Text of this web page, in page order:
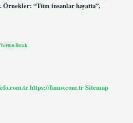
“Tüm insanlar hayatta”,
Yorum Bırak
https://famo.com.trSitemap